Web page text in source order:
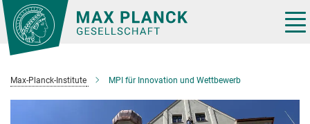
Hauptinhalt
Max-Planck-Institute MPI für Innovation und Wettbewerb